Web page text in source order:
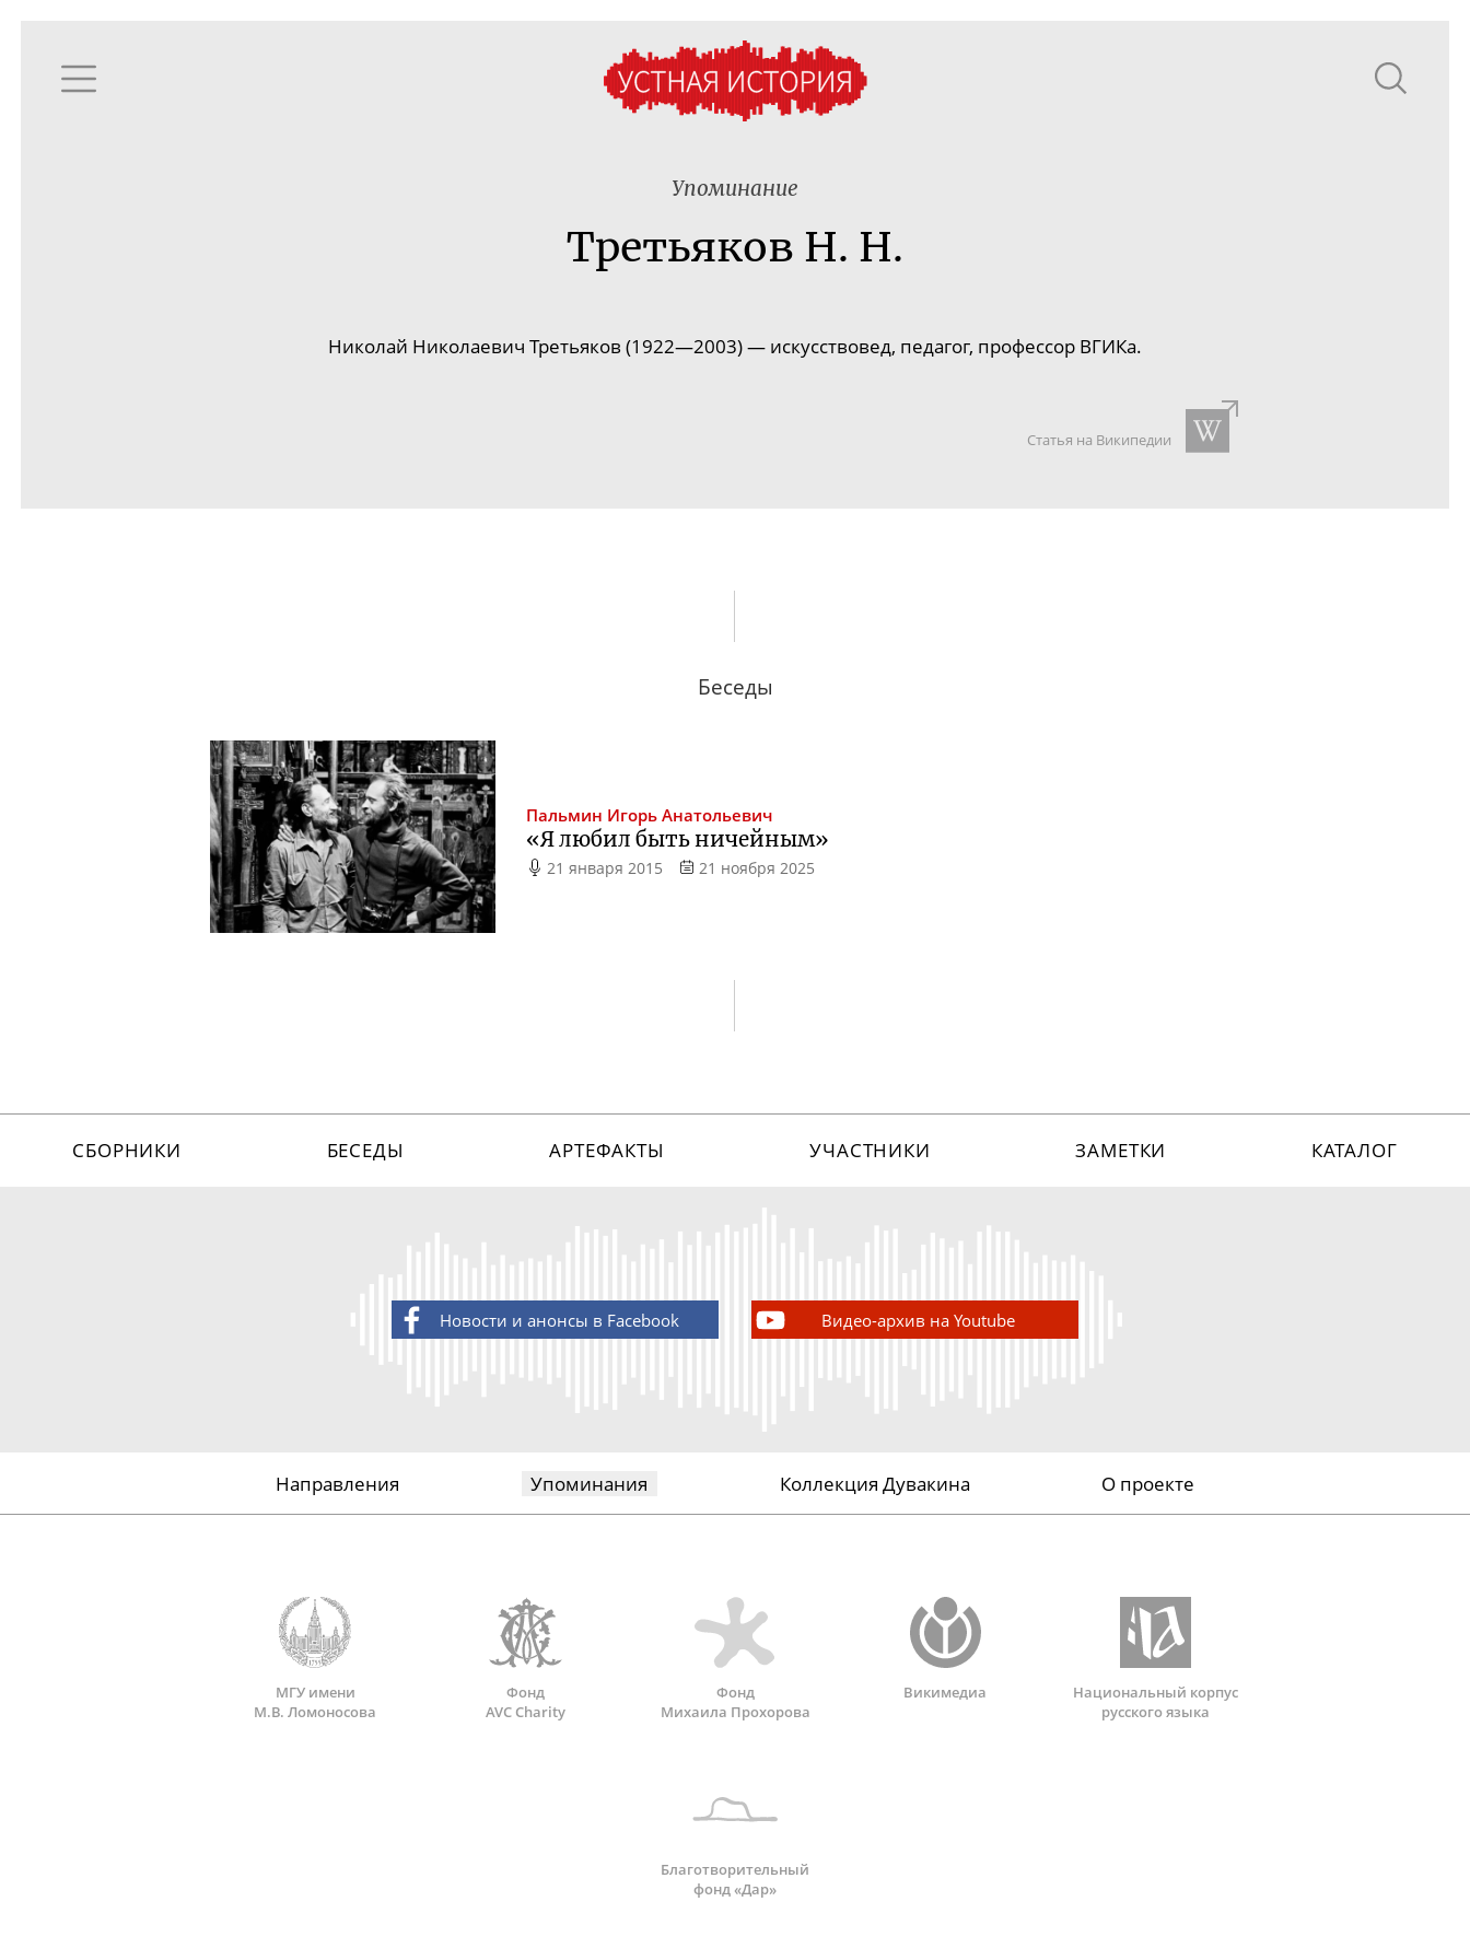
Упоминание
Третьяков Н. Н.
Николай Николаевич Третьяков (1922—2003) — искусствовед, педагог, профессор ВГИКа.
Статья на Википедии
Беседы
Пальмин Игорь Анатольевич
«Я любил быть ничейным»
21 января 2015 21 ноября 2025
СБОРНИКИ БЕСЕДЫ АРТЕФАКТЫ УЧАСТНИКИ ЗАМЕТКИ КАТАЛОГ
Новости и анонсы в Facebook Видео-архив на Youtube
Направления Упоминания Коллекция Дувакина О проекте
МГУ имени
М.В. Ломоносова
Фонд
AVC Charity
Фонд
Михаила Прохорова
Викимедиа
Национальный корпус
русского языка
Благотворительный
фонд «Дар»